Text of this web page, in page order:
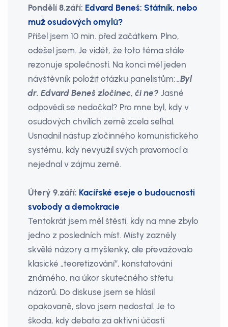
Pondělí 8.září: Edvard Beneš: Státník, nebo
muž osudových omylů?
Přišel jsem 10 min. před začátkem. Plno,
odešel jsem. Je vidět, že toto téma stále
rezonuje společností. Na konci měl jeden
návštěvník položit otázku panelistům:„Byl
dr. Edvard Beneš zločinec, či ne? Jasné
odpovědi se nedočkal? Pro mne byl, kdy v
osudových chvílích země zcela selhal.
Usnadnil nástup zločinného komunistického
systému, kdy nevyužil svých pravomocí a
nejednal v zájmu země.
Úterý 9.září: Kacířské eseje o budoucnosti
svobody a demokracie
Tentokrát jsem měl štěstí, kdy na mne zbylo
jedno z posledních míst. Místy zazněly
skvělé názory a myšlenky, ale převažovalo
klasické „teoretizování“, konstatování
známého, na úkor skutečného střetu
názorů. Do diskuse jsem se hlásil
opakovaně, slovo jsem nedostal. Je to
škoda, kdy debata za aktivní účasti